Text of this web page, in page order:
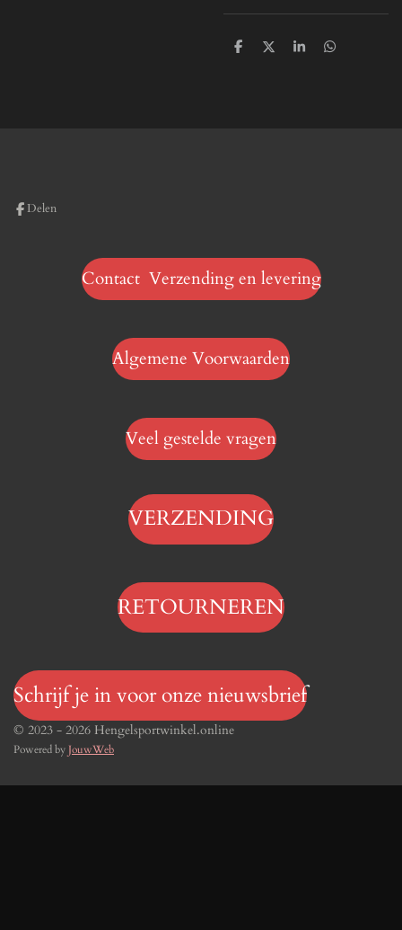
D
D
S
D
Delen
Contact Verzending en levering
Algemene Voorwaarden
Veel gestelde vragen
VERZENDING
RETOURNEREN
Schrijf je in voor onze nieuwsbrief
© 2023 - 2026 Hengelsportwinkel.online
Powered byJouwWeb